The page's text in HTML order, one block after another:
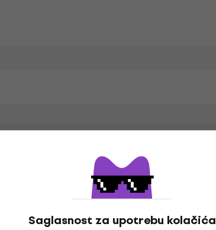
Saglasnost za upotrebu kolačića